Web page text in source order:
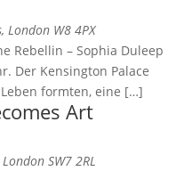
London W8 4PX
Rebellin – Sophia Duleep
Der Kensington Palace
formten, eine […]
Art
SW7 2RL